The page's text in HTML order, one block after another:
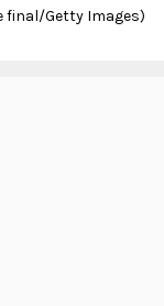
final/Getty Images)